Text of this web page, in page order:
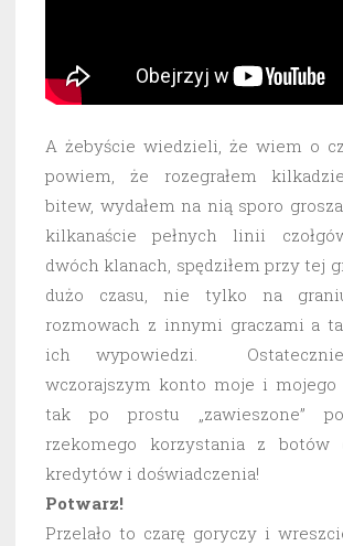
A żebyście wiedzieli, że wiem o
powiem, że rozegrałem
bitew, wydałem na nią sporo
kilkanaście pełnych linii
dwóch klanach, spędziłem przy tej
dużo czasu, nie tylko na
rozmowach z innymi graczami a
ich wypowiedzi.
wczorajszym konto moje i mojego
tak po prostu „zawieszone”
rzekomego korzystania z botów
kredytów i doświadczenia!
Potwarz!
Przelało to czarę goryczy i